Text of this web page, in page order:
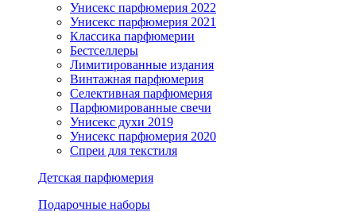
Унисекс парфюмерия 2022
Унисекс парфюмерия 2021
Классика парфюмерии
Бестселлеры
Лимитированные издания
Винтажная парфюмерия
Селективная парфюмерия
Парфюмированные свечи
Унисекс духи 2019
Унисекс парфюмерия 2020
Спреи для текстиля
Детская парфюмерия
Подарочные наборы